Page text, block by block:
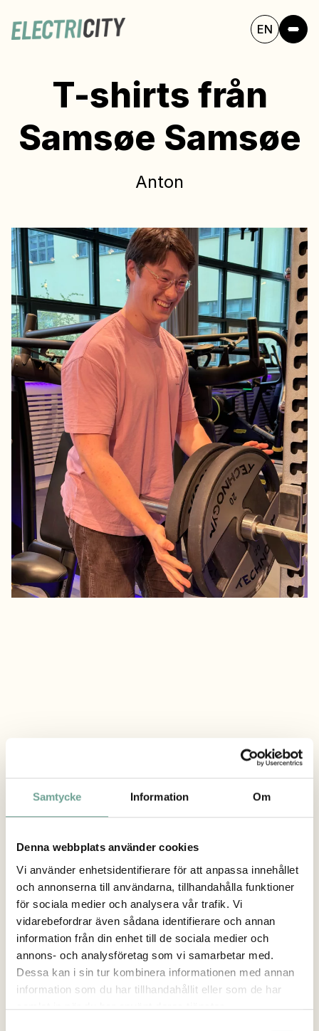
Samtycke Information Om
Denna webbplats använder cookies
Vi använder enhetsidentifierare för att anpassa innehållet
och annonserna till användarna, tillhandahålla funktioner
för sociala medier och analysera vår trafik. Vi
vidarebefordrar även sådana identifierare och annan
information från din enhet till de sociala medier och
annons- och analysföretag som vi samarbetar med.
Dessa kan i sin tur kombinera informationen med annan
information som du har tillhandahållit eller som de har
samlat in när du har använt deras tjänster.
EN
T-shirts från
Samsøe Samsøe
Anton